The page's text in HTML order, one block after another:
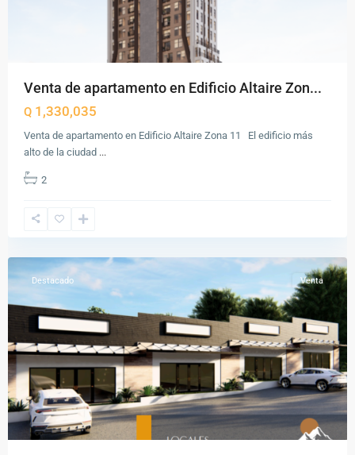
Venta de apartamento en Edificio Altaire Zon...
Q 1,330,035
Venta de apartamento en Edificio Altaire Zona 11 El edificio más
alto de la ciudad ...
2
Jalapa
,
Destacado Venta